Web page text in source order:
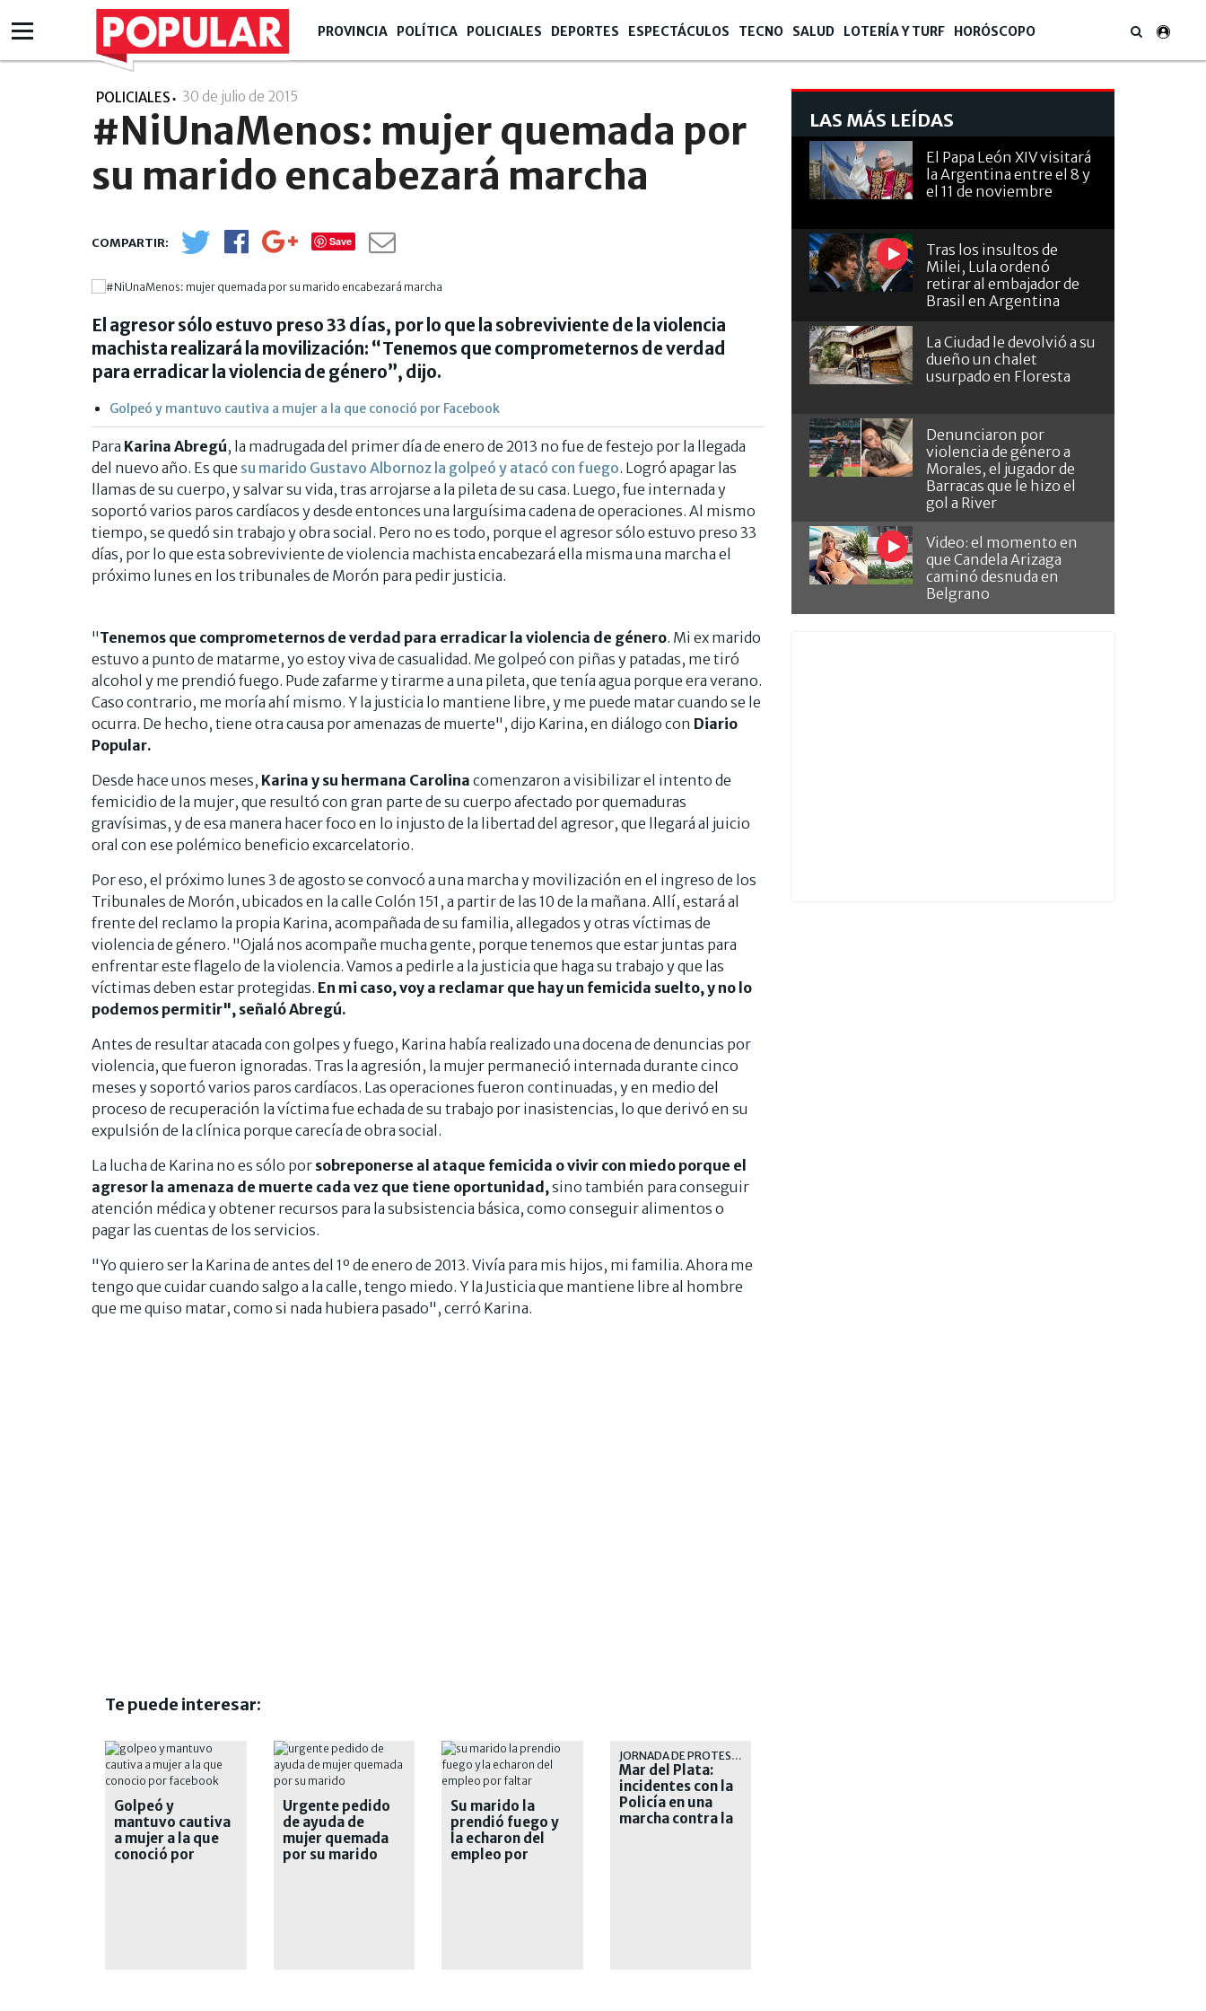
PROVINCIA POLÍTICA POLICIALES DEPORTES ESPECTÁCULOS TECNO SALUD LOTERÍA Y TURF HORÓSCOPO
POLICIALES 30 de julio de 2015
#NiUnaMenos: mujer quemada por
su marido encabezará marcha
Save
El agresor sólo estuvo preso 33 días, por lo que la sobreviviente de la violencia
machista realizará la movilización: “Tenemos que comprometernos de verdad
para erradicar la violencia de género”, dijo.
Golpeó y mantuvo cautiva a mujer a la que conoció por Facebook
Para Karina Abregú, la madrugada del primer día de enero de 2013 no fue de festejo por la llegada
del nuevo año. Es que su marido Gustavo Albornoz la golpeó y atacó con fuego. Logró apagar las
llamas de su cuerpo, y salvar su vida, tras arrojarse a la pileta de su casa. Luego, fue internada y
soportó varios paros cardíacos y desde entonces una larguísima cadena de operaciones. Al mismo
tiempo, se quedó sin trabajo y obra social. Pero no es todo, porque el agresor sólo estuvo preso 33
días, por lo que esta sobreviviente de violencia machista encabezará ella misma una marcha el
próximo lunes en los tribunales de Morón para pedir justicia.
"Tenemos que comprometernos de verdad para erradicar la violencia de género. Mi ex marido
estuvo a punto de matarme, yo estoy viva de casualidad. Me golpeó con piñas y patadas, me tiró
alcohol y me prendió fuego. Pude zafarme y tirarme a una pileta, que tenía agua porque era verano.
Caso contrario, me moría ahí mismo. Y la justicia lo mantiene libre, y me puede matar cuando se le
ocurra. De hecho, tiene otra causa por amenazas de muerte", dijo Karina, en diálogo con Diario
Popular.
Desde hace unos meses, Karina y su hermana Carolina comenzaron a visibilizar el intento de
femicidio de la mujer, que resultó con gran parte de su cuerpo afectado por quemaduras
gravísimas, y de esa manera hacer foco en lo injusto de la libertad del agresor, que llegará al juicio
oral con ese polémico beneficio excarcelatorio.
Por eso, el próximo lunes 3 de agosto se convocó a una marcha y movilización en el ingreso de los
Tribunales de Morón, ubicados en la calle Colón 151, a partir de las 10 de la mañana. Allí, estará al
frente del reclamo la propia Karina, acompañada de su familia, allegados y otras víctimas de
violencia de género. "Ojalá nos acompañe mucha gente, porque tenemos que estar juntas para
enfrentar este flagelo de la violencia. Vamos a pedirle a la justicia que haga su trabajo y que las
víctimas deben estar protegidas. En mi caso, voy a reclamar que hay un femicida suelto, y no lo
podemos permitir", señaló Abregú.
Antes de resultar atacada con golpes y fuego, Karina había realizado una docena de denuncias por
violencia, que fueron ignoradas. Tras la agresión, la mujer permaneció internada durante cinco
meses y soportó varios paros cardíacos. Las operaciones fueron continuadas, y en medio del
proceso de recuperación la víctima fue echada de su trabajo por inasistencias, lo que derivó en su
expulsión de la clínica porque carecía de obra social.
La lucha de Karina no es sólo por sobreponerse al ataque femicida o vivir con miedo porque el
agresor la amenaza de muerte cada vez que tiene oportunidad, sino también para conseguir
atención médica y obtener recursos para la subsistencia básica, como conseguir alimentos o
pagar las cuentas de los servicios.
"Yo quiero ser la Karina de antes del 1º de enero de 2013. Vivía para mis hijos, mi familia. Ahora me
tengo que cuidar cuando salgo a la calle, tengo miedo. Y la Justicia que mantiene libre al hombre
que me quiso matar, como si nada hubiera pasado", cerró Karina.
Te puede interesar:
Golpeó y
mantuvo cautiva
a mujer a la que
conoció por
Urgente pedido
de ayuda de
mujer quemada
por su marido
Su marido la
prendió fuego y
la echaron del
empleo por
JORNADA DE PROTESTA
Mar del Plata:
incidentes con la
Policía en una
marcha contra la
LAS MÁS LEÍDAS
El Papa León XIV visitará
la Argentina entre el 8 y
el 11 de noviembre
Tras los insultos de
Milei, Lula ordenó
retirar al embajador de
Brasil en Argentina
La Ciudad le devolvió a su
dueño un chalet
usurpado en Floresta
Denunciaron por
violencia de género a
Morales, el jugador de
Barracas que le hizo el
gol a River
Video: el momento en
que Candela Arizaga
caminó desnuda en
Belgrano